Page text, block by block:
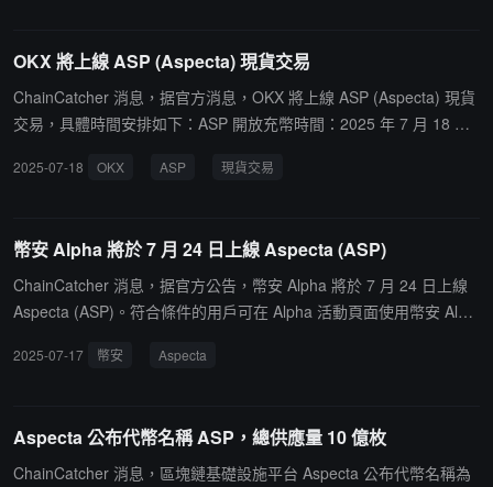
查詢，18:00 TGE 時空投代幣可領取。
OKX 將上線 ASP (Aspecta) 現貨交易
ChainCatcher 消息，据官方消息，OKX 將上線 ASP (Aspecta) 現貨
交易，具體時間安排如下：ASP 開放充幣時間：2025 年 7 月 18 日
00 至 8:00 (UTC+8)ASP/USDT 現貨交易開盤時間：2025 年 7 月 24
2025-07-18 OKX ASP 現貨交易
幣安 Alpha 將於 7 月 24 日上線 Aspecta (ASP)
ChainCatcher 消息，据官方公告，幣安 Alpha 將於 7 月 24 日上線
Aspecta (ASP)。符合條件的用戶可在 Alpha 活動頁面使用幣安 Alph
2025-07-17 幣安 Aspecta
Aspecta 公布代幣名稱 ASP，總供應量 10 億枚
ChainCatcher 消息，區塊鏈基礎設施平台 Aspecta 公布代幣名稱為